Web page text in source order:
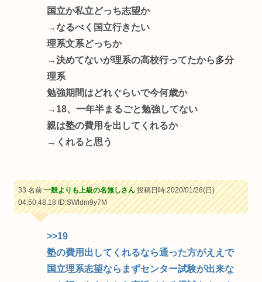
国立か私立どっち志望か
→なるべく国立行きたい
理系文系どっちか
→決めてないが理系の高校行ってたから多分
理系
勉強期間はどれぐらいで今何歳か
→18、一年半まるごと勉強してない
親は塾の費用を出してくれるか
→くれると思う
33 名前:一般よりも上級の名無しさん投稿日時:2020/01/26(日)
04:50:48.18ID:SWldm9y7M
>>19
塾の費用出してくれるなら通った方がええで
国立理系志望ならまずセンター試験が出来な